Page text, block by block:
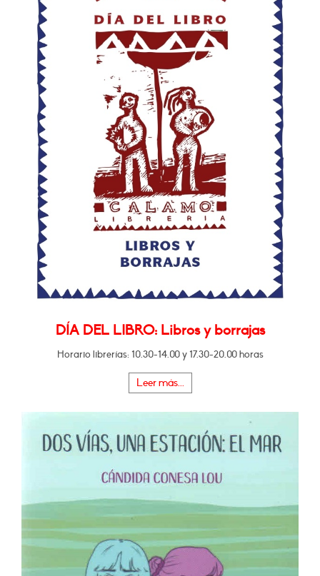
DÍA DEL LIBRO: Libros y borrajas
Horario librerías: 10.30-14.00 y 17.30-20.00 horas
Leer más...